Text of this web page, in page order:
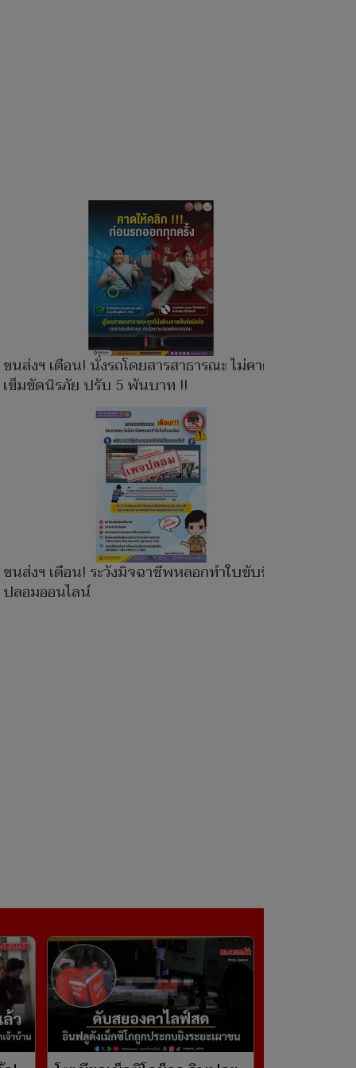
ขนส่งฯ เตือน! นั่งรถโดยสารสาธารณะ ไม่คาด
เข็มขัดนิรภัย ปรับ 5 พันบาท !!
ขนส่งฯ เตือน! ระวังมิจฉาชีพหลอกทำใบขับขี่
ปลอมออนไลน์